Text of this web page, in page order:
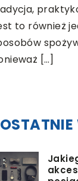
to również
[…]
OSTATNIE